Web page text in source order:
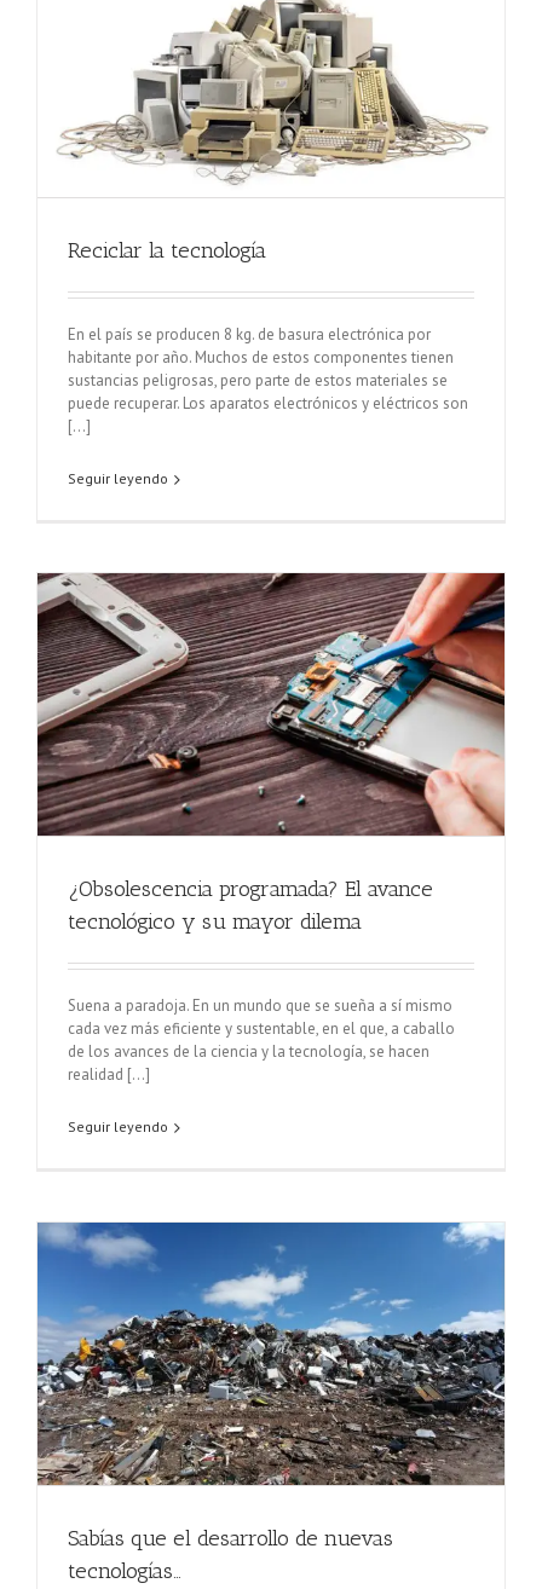
Reciclar la tecnología
En el país se producen 8 kg. de basura electrónica por
habitante por año. Muchos de estos componentes tienen
sustancias peligrosas, pero parte de estos materiales se
puede recuperar. Los aparatos electrónicos y eléctricos son
[...]
Seguir leyendo
¿Obsolescencia programada? El avance
tecnológico y su mayor dilema
Suena a paradoja. En un mundo que se sueña a sí mismo
cada vez más eficiente y sustentable, en el que, a caballo
de los avances de la ciencia y la tecnología, se hacen
realidad [...]
Seguir leyendo
Sabías que el desarrollo de nuevas
tecnologías…